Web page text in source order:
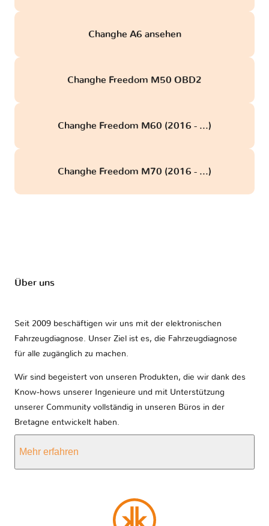
Changhe A6 ansehen
Changhe Freedom M50 OBD2
Changhe Freedom M60 (2016 - ...)
Changhe Freedom M70 (2016 - ...)
Über uns
Seit 2009 beschäftigen wir uns mit der elektronischen
Fahrzeugdiagnose. Unser Ziel ist es, die Fahrzeugdiagnose
für alle zugänglich zu machen.
Wir sind begeistert von unseren Produkten, die wir dank des
Know-hows unserer Ingenieure und mit Unterstützung
unserer Community vollständig in unseren Büros in der
Bretagne entwickelt haben.
Mehr erfahren